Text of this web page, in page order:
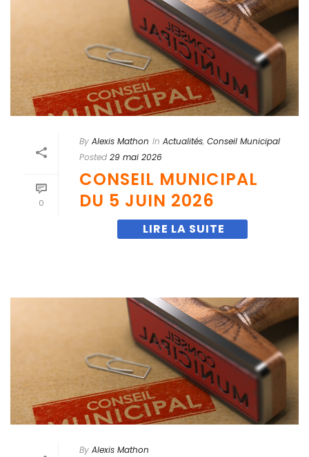
0
By Alexis Mathon In Actualités, Conseil Municipal
Posted 29 mai 2026
CONSEIL MUNICIPAL
DU 5 JUIN 2026
By Alexis Mathon